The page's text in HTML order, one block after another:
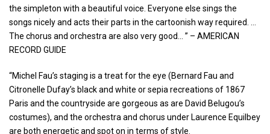
the simpleton with a beautiful voice. Everyone else sings the
songs nicely and acts their parts in the cartoonish way required. …
The chorus and orchestra are also very good… ” – AMERICAN
RECORD GUIDE
“Michel Fau’s staging is a treat for the eye (Bernard Fau and
Citronelle Dufay’s black and white or sepia recreations of 1867
Paris and the countryside are gorgeous as are David Belugou’s
costumes), and the orchestra and chorus under Laurence Equilbey
are both energetic and spot on in terms of style.